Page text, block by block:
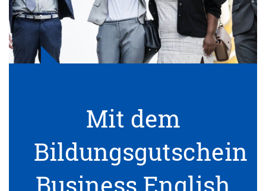
Mit dem
Bildungsgutschein